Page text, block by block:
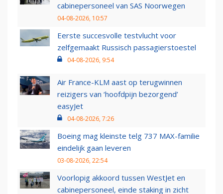
cabinepersoneel van SAS Noorwegen
04-08-2026, 10:57
Eerste succesvolle testvlucht voor
zelfgemaakt Russisch passagierstoestel
04-08-2026, 9:54
Air France-KLM aast op terugwinnen
reizigers van ‘hoofdpijn bezorgend’
easyJet
04-08-2026, 7:26
Boeing mag kleinste telg 737 MAX-familie
eindelijk gaan leveren
03-08-2026, 22:54
Voorlopig akkoord tussen WestJet en
cabinepersoneel, einde staking in zicht